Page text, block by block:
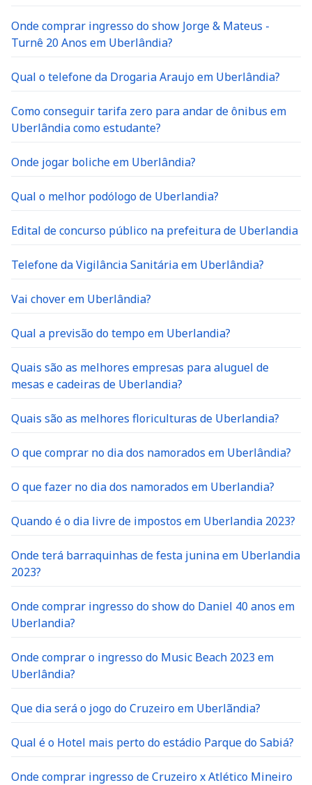
Onde comprar ingresso do show Jorge & Mateus -
Turnê 20 Anos em Uberlândia?
Qual o telefone da Drogaria Araujo em Uberlândia?
Como conseguir tarifa zero para andar de ônibus em
Uberlândia como estudante?
Onde jogar boliche em Uberlândia?
Qual o melhor podólogo de Uberlandia?
Edital de concurso público na prefeitura de Uberlandia
Telefone da Vigilância Sanitária em Uberlândia?
Vai chover em Uberlândia?
Qual a previsão do tempo em Uberlandia?
Quais são as melhores empresas para aluguel de
mesas e cadeiras de Uberlandia?
Quais são as melhores floriculturas de Uberlandia?
O que comprar no dia dos namorados em Uberlândia?
O que fazer no dia dos namorados em Uberlandia?
Quando é o dia livre de impostos em Uberlandia 2023?
Onde terá barraquinhas de festa junina em Uberlandia
2023?
Onde comprar ingresso do show do Daniel 40 anos em
Uberlandia?
Onde comprar o ingresso do Music Beach 2023 em
Uberlândia?
Que dia será o jogo do Cruzeiro em Uberlãndia?
Qual é o Hotel mais perto do estádio Parque do Sabiá?
Onde comprar ingresso de Cruzeiro x Atlético Mineiro